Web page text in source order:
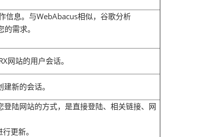
信息。与WebAbacus相似，谷歌分析
需求。
网站的用户会话。
新的会话。
陆网站的方式，是直接登陆、相关链接、网
更新。